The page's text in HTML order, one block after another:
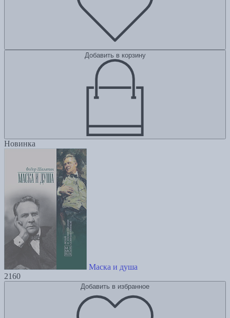
Добавить в корзину
Новинка
Маска и душа
2160
Добавить в избранное